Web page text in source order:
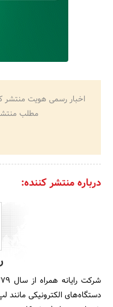
اخبار رسمی هویت منتشر
مطلب
درباره منتشر کننده:
دستگاه‌های الکترونیکی مانند